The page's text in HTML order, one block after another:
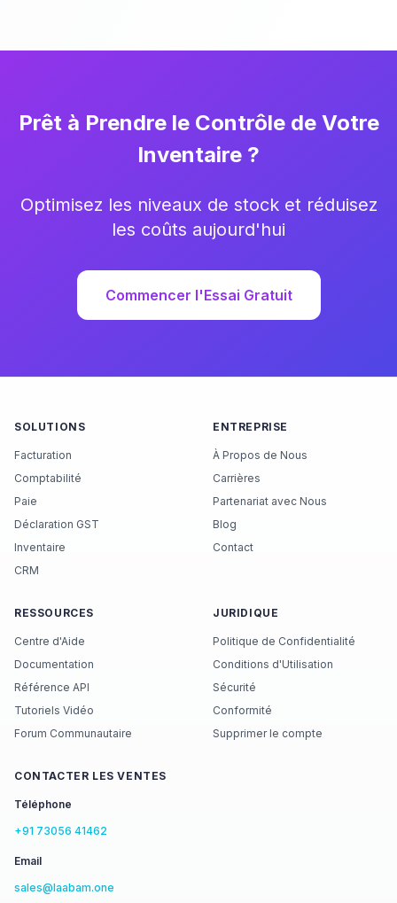
Prêt à Prendre le Contrôle de Votre
Inventaire ?
Optimisez les niveaux de stock et réduisez
les coûts aujourd'hui
Commencer l'Essai Gratuit
SOLUTIONS
Facturation
Comptabilité
Paie
Déclaration GST
Inventaire
CRM
ENTREPRISE
À Propos de Nous
Carrières
Partenariat avec Nous
Blog
Contact
RESSOURCES
Centre d'Aide
Documentation
Référence API
Tutoriels Vidéo
Forum Communautaire
JURIDIQUE
Politique de Confidentialité
Conditions d'Utilisation
Sécurité
Conformité
Supprimer le compte
CONTACTER LES VENTES
Téléphone
+91 73056 41462
Email
sales@laabam.one